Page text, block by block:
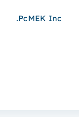
PcMEK Inc.